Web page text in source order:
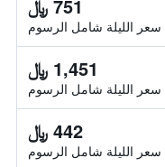
751 ﷼
سعر الليلة شامل الرسوم
1,451 ﷼
سعر الليلة شامل الرسوم
442 ﷼
سعر الليلة شامل الرسوم